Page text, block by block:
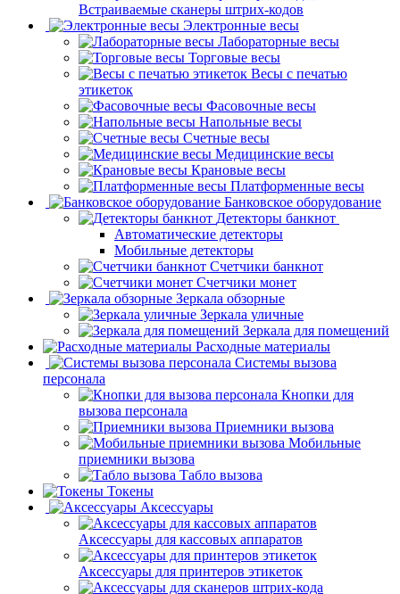
Встраиваемые сканеры штрих-кодов
Электронные весы
Лабораторные весы
Торговые весы
Весы с печатью
этикеток
Фасовочные весы
Напольные весы
Счетные весы
Медицинские весы
Крановые весы
Платформенные весы
Банковское оборудование
Детекторы банкнот
Автоматические детекторы
Мобильные детекторы
Счетчики банкнот
Счетчики монет
Зеркала обзорные
Зеркала уличные
Зеркала для помещений
Расходные материалы
Системы вызова
персонала
Кнопки для
вызова персонала
Приемники вызова
Мобильные
приемники вызова
Табло вызова
Токены
Аксессуары
Аксессуары для кассовых аппаратов
Аксессуары для принтеров этикеток